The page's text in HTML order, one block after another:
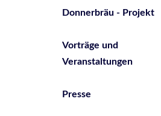
Donnerbräu - Projekt
Vorträge und
Veranstaltungen
Presse